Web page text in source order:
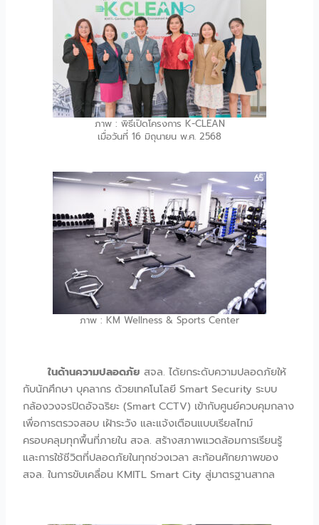
ภาพ : พิธีเปิดโครงการ K-CLEAN
เมื่อวันที่ 16 มิถุนายน พ.ศ. 2568
ภาพ : KM Wellness & Sports Center
ในด้านความปลอดภัย สจล. ได้ยกระดับความปลอดภัยให้
กับนักศึกษา บุคลากร ด้วยเทคโนโลยี Smart Security ระบบ
กล้องวงจรปิดอัจฉริยะ (Smart CCTV) เข้ากับศูนย์ควบคุมกลาง
เพื่อการตรวจสอบ เฝ้าระวัง และแจ้งเตือนแบบเรียลไทม์
ครอบคลุมทุกพื้นที่ภายใน สจล. สร้างสภาพแวดล้อมการเรียนรู้
และการใช้ชีวิตที่ปลอดภัยในทุกช่วงเวลา สะท้อนศักยภาพของ
สจล. ในการขับเคลื่อน KMITL Smart City สู่มาตรฐานสากล